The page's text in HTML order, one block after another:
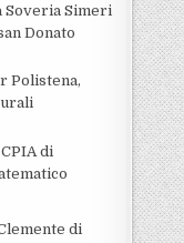
Soveria Simeri
Donato
Polistena,
di
di